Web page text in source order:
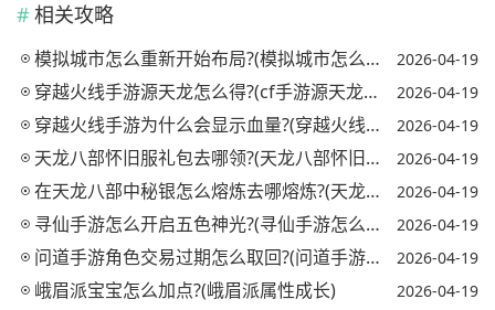
相关攻略
模拟城市怎么重新开始布局?(模拟城市怎么样重新布局) 2026-04-19
穿越火线手游源天龙怎么得?(cf手游源天龙怎么获得) 2026-04-19
穿越火线手游为什么会显示血量?(穿越火线手机版显示的血量怎么开) 2026-04-19
天龙八部怀旧服礼包去哪领?(天龙八部怀旧服哪里有礼包) 2026-04-19
在天龙八部中秘银怎么熔炼去哪熔炼?(天龙八部秘银溶剂怎么获得) 2026-04-19
寻仙手游怎么开启五色神光?(寻仙手游怎么开启五色神光任务) 2026-04-19
问道手游角色交易过期怎么取回?(问道手游角色过期哪里取回) 2026-04-19
峨眉派宝宝怎么加点?(峨眉派属性成长) 2026-04-19